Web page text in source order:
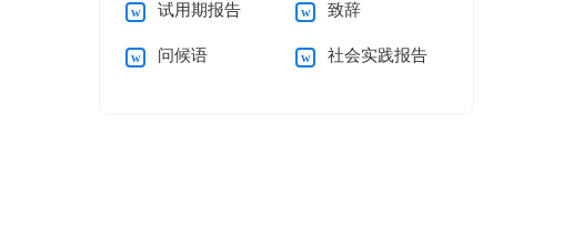
试用期报告 致辞
问候语 社会实践报告